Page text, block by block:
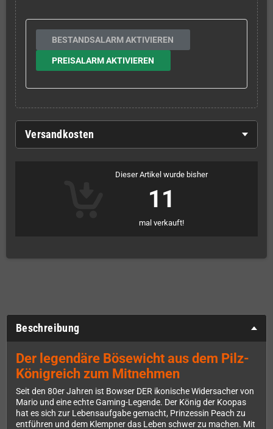
BESTANDSALARM AKTIVIEREN
PREISALARM AKTIVIEREN
Versandkosten
Dieser Artikel wurde bisher
11
mal verkauft!
Beschreibung
Der legendäre Bösewicht aus dem Pilz-
Königreich zum Mitnehmen
Seit den 80er Jahren ist Bowser DER ikonische Widersacher von
Mario und eine echte Gaming-Legende. Der König der Koopas
hat es sich zur Lebensaufgabe gemacht, Prinzessin Peach zu
entführen und dem Klempner das Leben schwer zu machen. Mit